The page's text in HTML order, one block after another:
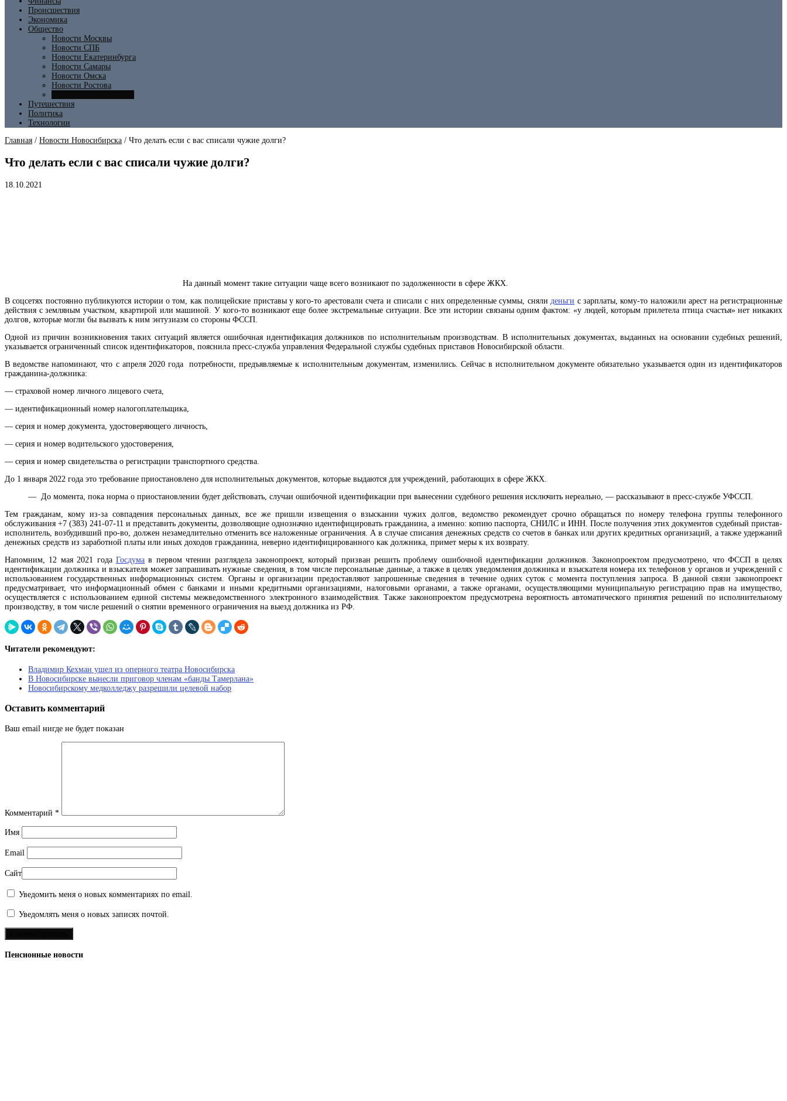
Происшествия
Экономика
Общество
Новости Москвы
Новости СПБ
Новости Екатеринбурга
Новости Самары
Новости Омска
Новости Ростова
Путешествия
Политика
Технологии
Главная / Новости Новосибирска / Что делать если с вас списали чужие долги?
Что делать если с вас списали чужие долги?
18.10.2021
На данный момент такие ситуации чаще всего возникают по задолженности в сфере ЖКХ.
В соцсетях постоянно публикуются истории о том, как полицейские приставы у кого-то арестовали счета и списали с них определенные суммы, сняли деньги с зарплаты, кому-то наложили арест на регистрационные
действия с земляным участком, квартирой или машиной. У кого-то возникают еще более экстремальные ситуации. Все эти истории связаны одним фактом: «у людей, которым прилетела птица счастья» нет никаких
долгов, которые могли бы вызвать к ним энтузиазм со стороны ФССП.
Одной из причин возникновения таких ситуаций является ошибочная идентификация должников по исполнительным производствам. В исполнительных документах, выданных на основании судебных решений,
указывается ограниченный список идентификаторов, пояснила пресс-служба управления Федеральной службы судебных приставов Новосибирской области.
В ведомстве напоминают, что с апреля 2020 года потребности, предъявляемые к исполнительным документам, изменились. Сейчас в исполнительном документе обязательно указывается один из идентификаторов
гражданина-должника:
— страховой номер личного лицевого счета,
— идентификационный номер налогоплательщика,
— серия и номер документа, удостоверяющего личность,
— серия и номер водительского удостоверения,
— серия и номер свидетельства о регистрации транспортного средства.
До 1 января 2022 года это требование приостановлено для исполнительных документов, которые выдаются для учреждений, работающих в сфере ЖКХ.
— До момента, пока норма о приостановлении будет действовать, случаи ошибочной идентификации при вынесении судебного решения исключить нереально, — рассказывают в пресс-службе УФССП.
Тем гражданам, кому из-за совпадения персональных данных, все же пришли извещения о взыскании чужих долгов, ведомство рекомендует срочно обращаться по номеру телефона группы телефонного
обслуживания +7 (383) 241-07-11 и представить документы, дозволяющие однозначно идентифицировать гражданина, а именно: копию паспорта, СНИЛС и ИНН. После получения этих документов судебный пристав-
исполнитель, возбудивший про-во, должен незамедлительно отменить все наложенные ограничения. А в случае списания денежных средств со счетов в банках или других кредитных организаций, а также удержаний
денежных средств из заработной платы или иных доходов гражданина, неверно идентифицированного как должника, примет меры к их возврату.
Напомним, 12 мая 2021 года Госдумав первом чтении разглядела законопроект, который призван решить проблему ошибочной идентификации должников. Законопроектом предусмотрено, что ФССП в целях
идентификации должника и взыскателя может запрашивать нужные сведения, в том числе персональные данные, а также в целях уведомления должника и взыскателя номера их телефонов у органов и учреждений с
использованием государственных информационных систем. Органы и организации предоставляют запрошенные сведения в течение одних суток с момента поступления запроса. В данной связи законопроект
предусматривает, что информационный обмен с банками и иными кредитными организациями, налоговыми органами, а также органами, осуществляющими муниципальную регистрацию прав на имущество,
осуществляется с использованием единой системы межведомственного электронного взаимодействия. Также законопроектом предусмотрена вероятность автоматического принятия решений по исполнительному
производству, в том числе решений о снятии временного ограничения на выезд должника из РФ.
Читатели рекомендуют:
Владимир Кехман ушел из оперного театра Новосибирска
В Новосибирске вынесли приговор членам «банды Тамерлана»
Новосибирскому медколледжу разрешили целевой набор
Оставить комментарий
Ваш email нигде не будет показан
Комментарий *
Имя
Email
Сайт
Уведомить меня о новых комментариях по email.
Уведомлять меня о новых записях почтой.
Пенсионные новости